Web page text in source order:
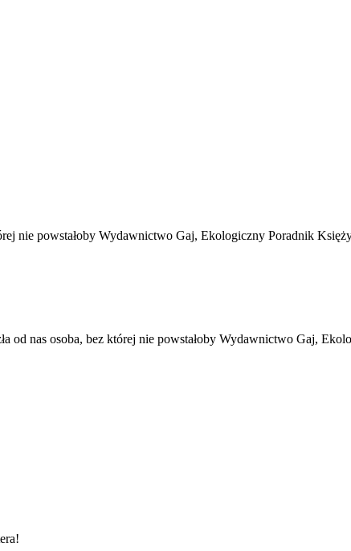
nie powstałoby Wydawnictwo Gaj, Ekologiczny Poradnik
od nas osoba, bez której nie powstałoby Wydawnictwo Gaj,